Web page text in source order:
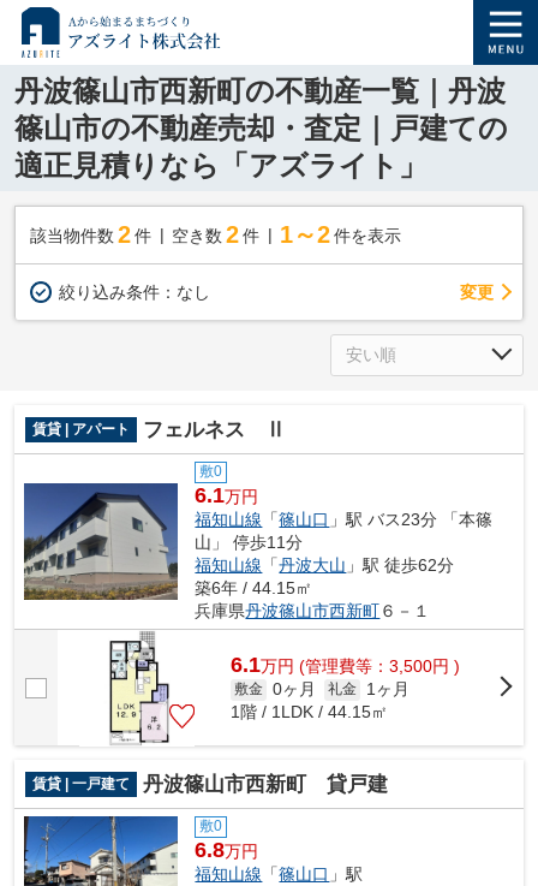
丹波篠山市西新町の不動産一覧｜丹波
篠山市の不動産売却・査定｜戸建ての
適正見積りなら「アズライト」
該当物件数 2件 空き数 2 件 1～2 件を表示
絞り込み条件： なし 変更
賃貸 | アパート フェルネス Ⅱ
敷0
6.1万円
福知山線 「篠山口 」駅 バス23分 「本篠
山」 停歩11分
福知山線 「丹波大山 」駅 徒歩62分
築6年 / 44.15㎡
兵庫県丹波篠山市西新町６－１
6.1万円 (管理費等：3,500円 )
敷金 0ヶ月 礼金
1ヶ月
1階 / 1LDK / 44.15㎡
賃貸 | 一戸建て 丹波篠山市西新町 貸戸建
敷0
6.8万円
福知山線 「篠山口 」駅